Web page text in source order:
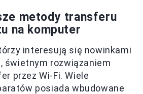
metody transferu
na komputer
interesują się nowinkami
świetnym rozwiązaniem
przez Wi-Fi. Wiele
posiada wbudowane